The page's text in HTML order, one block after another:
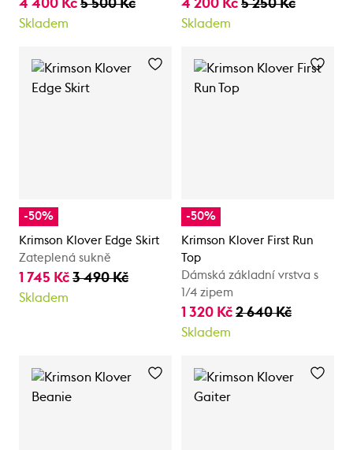
4 400 Kč 5 500 Kč
Skladem
4 200 Kč 5 250 Kč
Skladem
-50%
Krimson Klover Edge Skirt
Zateplená sukně
1 745 Kč 3 490 Kč
Skladem
-50%
Krimson Klover First Run
Top
Dámská základní vrstva s
1/4 zipem
1 320 Kč 2 640 Kč
Skladem